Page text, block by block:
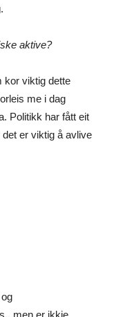
aktive?
kor viktig dette
me i dag
Politikk har fått eit
er viktig å avlive
men er ikkje